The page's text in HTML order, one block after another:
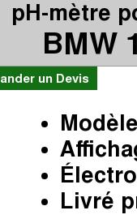
pH-mètre
BMW
un Devis
Livré